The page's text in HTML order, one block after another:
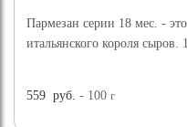
Пармезан серии 18 мес. -
итальянского короля
559 руб. - 100г